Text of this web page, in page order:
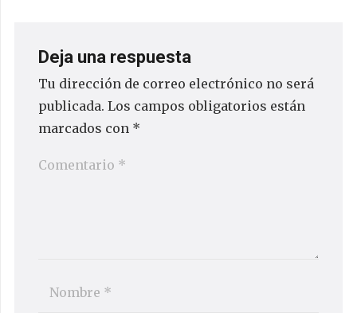
Deja una respuesta
Tu dirección de correo electrónico no será
publicada. Los campos obligatorios están
marcados con *